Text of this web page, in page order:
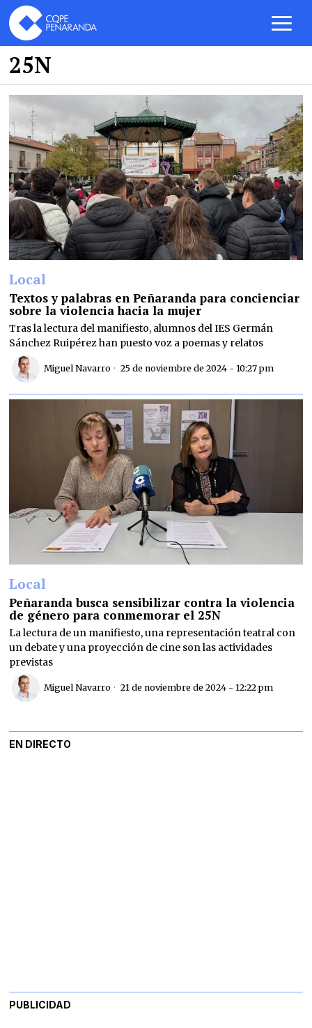
25N
Local
Textos y palabras en Peñaranda para concienciar
sobre la violencia hacia la mujer
Tras la lectura del manifiesto, alumnos del IES Germán
Sánchez Ruipérez han puesto voz a poemas y relatos
Miguel Navarro 25 de noviembre de 2024 - 10:27 pm
Local
Peñaranda busca sensibilizar contra la violencia
de género para conmemorar el 25N
La lectura de un manifiesto, una representación teatral con
un debate y una proyección de cine son las actividades
previstas
Miguel Navarro 21 de noviembre de 2024 - 12:22 pm
EN DIRECTO
PUBLICIDAD